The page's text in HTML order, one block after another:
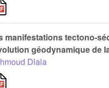
manifestations tectono-
géodynamique de
Dlala